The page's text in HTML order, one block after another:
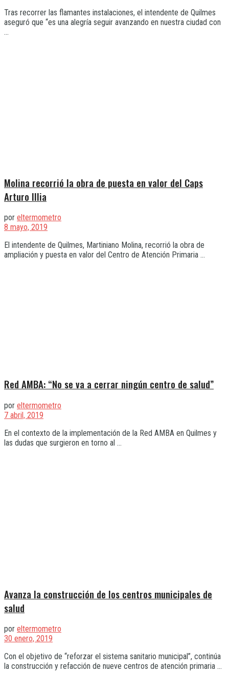
Tras recorrer las flamantes instalaciones, el intendente de Quilmes
aseguró que “es una alegría seguir avanzando en nuestra ciudad con
...
Molina recorrió la obra de puesta en valor del Caps
Arturo Illia
por eltermometro
8 mayo, 2019
El intendente de Quilmes, Martiniano Molina, recorrió la obra de
ampliación y puesta en valor del Centro de Atención Primaria ...
Red AMBA: “No se va a cerrar ningún centro de salud”
por eltermometro
7 abril, 2019
En el contexto de la implementación de la Red AMBA en Quilmes y
las dudas que surgieron en torno al ...
Avanza la construcción de los centros municipales de
salud
por eltermometro
30 enero, 2019
Con el objetivo de “reforzar el sistema sanitario municipal”, continúa
la construcción y refacción de nueve centros de atención primaria ...